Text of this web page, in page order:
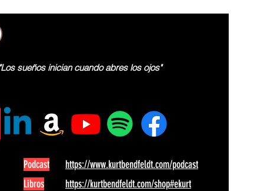
"Los sueños inician cuando abres los ojos"
Podcast
Libros
https://www.kurtbendfeldt.com/podcast
https://kurtbendfeldt.com/shop#ekurt